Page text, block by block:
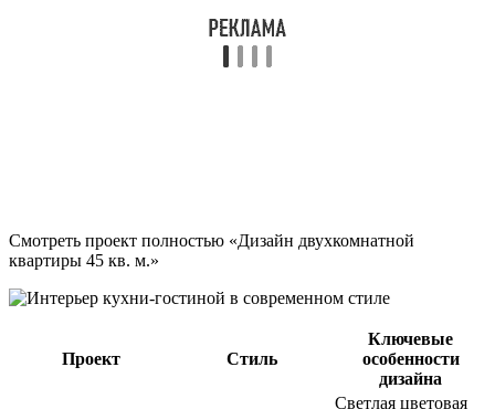
Смотреть проект полностью «Дизайн двухкомнатной
квартиры 45 кв. м.»
Проект Стиль
Ключевые
особенности
дизайна
Светлая цветовая